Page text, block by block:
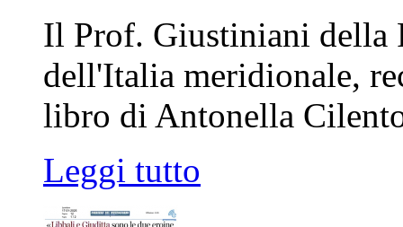
Il Prof. Giustiniani della
dell'Italia meridionale,
libro di Antonella
Leggi tutto